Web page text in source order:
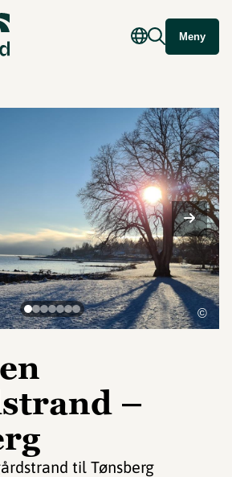
Meny
–
til Tønsberg
©